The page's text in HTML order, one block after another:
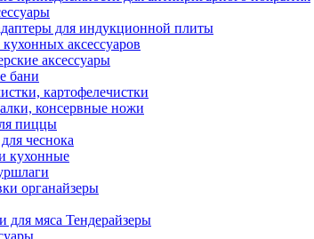
для индукционной плиты
аксессуаров
аксессуары
бани
картофелечистки
консервные ножи
пиццы
чеснока
кухонные
органайзеры
для мяса Тендерайзеры